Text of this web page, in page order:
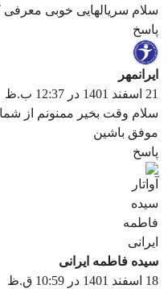
سلام سریالهایی خوبی معرفی
پاسخ
ایرانمهر
21 اسفند 1401 در 12:37 ب.ظ
سلام وقت بخیر ممنونم از شما
موفق باشین
پاسخ
سیده فاطمه ایرانی
18 اسفند 1401 در 10:59 ق.ظ